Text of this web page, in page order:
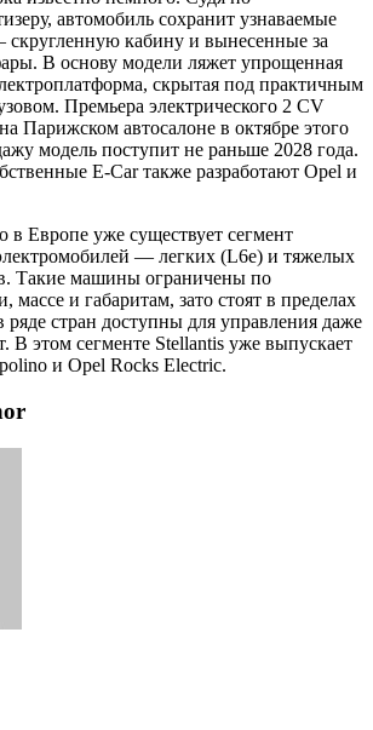
автомобиль сохранит узнаваемые
кабину и вынесенные за
В основу модели ляжет упрощенная
скрытая под практичным
Премьера электрического 2 CV
Парижском автосалоне в октябре этого
модель поступит не раньше 2028 года.
E-Car также разработают Opel и
в Европе уже существует сегмент
— легких (L6e) и тяжелых
Такие машины ограничены по
массе и габаритам, зато стоят в пределах
ряде стран доступны для управления даже
В этом сегменте Stellantis уже выпускает
и Opel Rocks Electric.